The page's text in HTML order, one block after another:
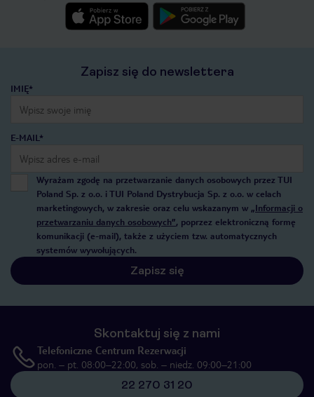
Zapisz się do newslettera
IMIĘ*
E-MAIL*
Wyrażam zgodę na przetwarzanie danych osobowych przez TUI
Poland Sp. z o.o. i TUI Poland Dystrybucja Sp. z o.o. w celach
marketingowych, w zakresie oraz celu wskazanym w „Informacji o
przetwarzaniu danych osobowych”, poprzez elektroniczną formę
komunikacji (e-mail), także z użyciem tzw. automatycznych
systemów wywołujących.
Zapisz się
Skontaktuj się z nami
Telefoniczne Centrum Rezerwacji
pon. – pt. 08:00–22:00, sob. – niedz. 09:00–21:00
22 270 31 20